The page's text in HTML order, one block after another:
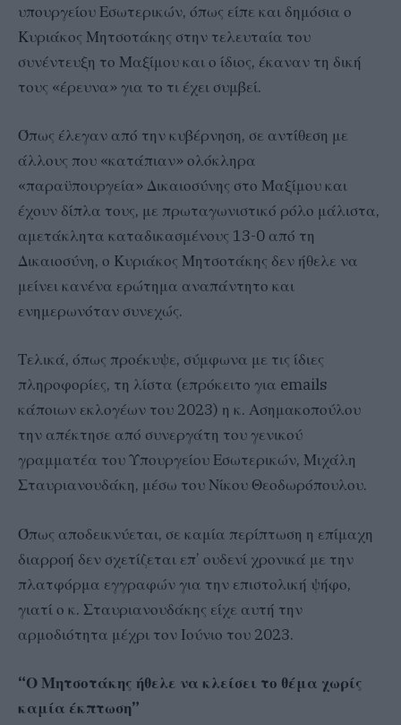
υπουργείου Εσωτερικών, όπως είπε και δημόσια ο
Κυριάκος Μητσοτάκης στην τελευταία του
συνέντευξη το Μαξίμου και ο ίδιος, έκαναν τη δική
τους «έρευνα» για το τι έχει συμβεί.
Όπως έλεγαν από την κυβέρνηση, σε αντίθεση με
άλλους που «κατάπιαν» ολόκληρα
«παραϋπουργεία» Δικαιοσύνης στο Μαξίμου και
έχουν δίπλα τους, με πρωταγωνιστικό ρόλο μάλιστα,
αμετάκλητα καταδικασμένους 13-0 από τη
Δικαιοσύνη, ο Κυριάκος Μητσοτάκης δεν ήθελε να
μείνει κανένα ερώτημα αναπάντητο και
ενημερωνόταν συνεχώς.
Τελικά, όπως προέκυψε, σύμφωνα με τις ίδιες
πληροφορίες, τη λίστα (επρόκειτο για emails
κάποιων εκλογέων του 2023) η κ. Ασημακοπούλου
την απέκτησε από συνεργάτη του γενικού
γραμματέα του Υπουργείου Εσωτερικών, Μιχάλη
Σταυριανουδάκη, μέσω του Νίκου Θεοδωρόπουλου.
Όπως αποδεικνύεται, σε καμία περίπτωση η επίμαχη
διαρροή δεν σχετίζεται επ’ ουδενί χρονικά με την
πλατφόρμα εγγραφών για την επιστολική ψήφο,
γιατί ο κ. Σταυριανουδάκης είχε αυτή την
αρμοδιότητα μέχρι τον Ιούνιο του 2023.
“Ο Μητσοτάκης ήθελε να κλείσει το θέμα χωρίς
καμία έκπτωση”